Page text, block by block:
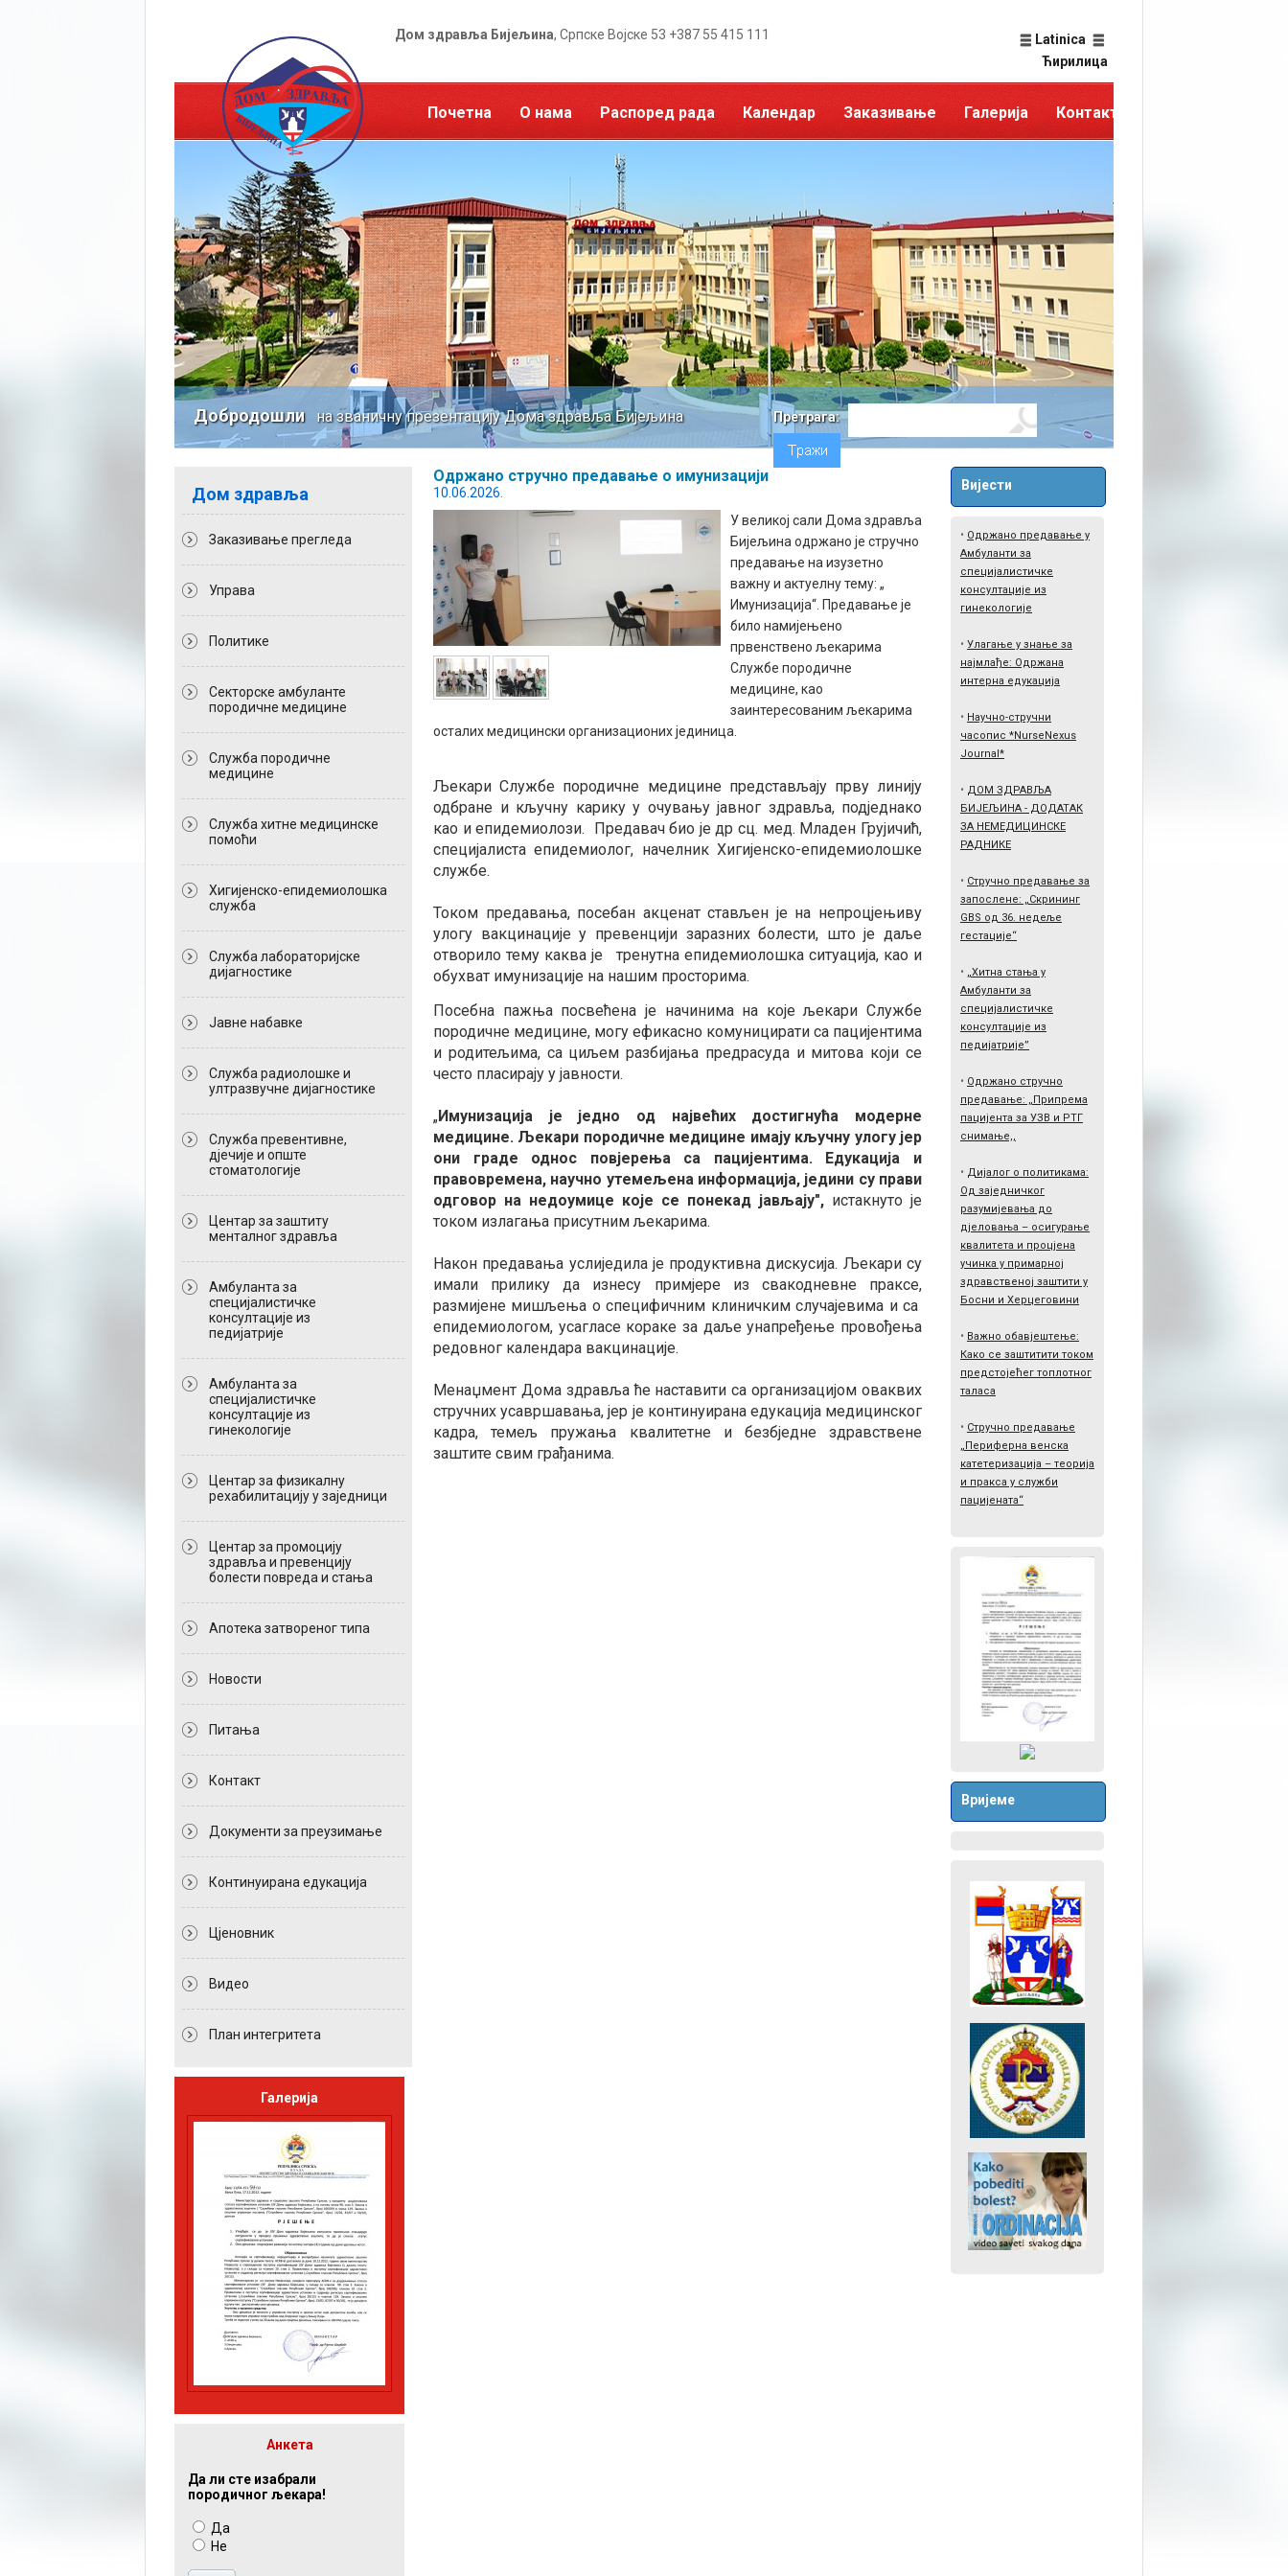
Дом здравља Бијељина, Српске Војске 53 +387 55 415 111
Latinica
Ћирилица
Почетна О нама Распоред рада Календар Заказивање Галерија Контакт
Добродошлина званичну презентацију Дома здравља Бијељина Претрага:
Дом здравља
Заказивање прегледа
Управа
Политикe
Секторске амбуланте
породичне медицине
Служба породичне
медицине
Служба хитне медицинске
помоћи
Хигијенско-епидемиолошка
служба
Служба лабораторијске
дијагностике
Јавне набавке
Служба радиолошке и
ултразвучне дијагностике
Служба превентивне,
дјечије и опште
стоматологије
Центар за заштиту
менталног здравља
Амбуланта за
специјалистичке
консултације из
педијатрије
Амбуланта за
специјалистичке
консултације из
гинекологије
Центар за физикалну
рехабилитацију у заједници
Центар за промоцију
здравља и превенцију
болести повреда и стања
Апотека затвореног типа
Новости
Питања
Контакт
Документи за преузимање
Континуирана едукација
Цјеновник
Видео
План интегритета
Галерија
Анкета
Да ли сте изабрали
породичног љекара!
Да
Не
Одржано стручно предавање о имунизацији
10.06.2026.
У великој сали Дома здравља
Бијељина одржано је стручно
предавање на изузетно
важну и актуелну тему: „
Имунизација“. Предавање је
било намијењено
првенствено љекарима
Службе породичне
медицине, као
заинтересованим љекарима
осталих медицински организационих јединица.
Љекари Службе породичне медицине представљају прву линију
одбране и кључну карику у очувању јавног здравља, подједнако
као и епидемиолози. Предавач био је др сц. мед. Младен Грујичић,
специјалиста епидемиолог, начелник Хигијенско-епидемиолошке
службе.
Током предавања, посебан акценат стављен је на непроцјењиву
улогу вакцинације у превенцији заразних болести, што је даље
отворило тему каква је тренутна епидемиолошка ситуација, као и
обухват имунизације на нашим просторима.
Посебна пажња посвећена је начинима на које љекари Службе
породичне медицине, могу ефикасно комуницирати са пацијентима
и родитељима, са циљем разбијања предрасуда и митова који се
често пласирају у јавности.
„Имунизација је једно од највећих достигнућа модерне
медицине. Љекари породичне медицине имају кључну улогу јер
они граде однос повјерења са пацијентима. Едукација и
правовремена, научно утемељена информација, једини су прави
одговор на недоумице које се понекад јављају", истакнуто је
током излагања присутним љекарима.
Након предавања услиједила је продуктивна дискусија. Љекари су
имали прилику да изнесу примјере из свакодневне праксе,
размијене мишљења о специфичним клиничким случајевима и са
епидемиологом, усагласе кораке за даље унапређење провођења
редовног календара вакцинације.
Менаџмент Дома здравља ће наставити са организацијом оваквих
стручних усавршавања, јер је континуирана едукација медицинског
кадра, темељ пружања квалитетне и безбједне здравствене
заштите свим грађанима.
Вијести
• Одржано предавање у
Амбуланти за
специјалистичке
консултације из
гинекологије
• Улагање у знање за
најмлађе: Одржана
интерна едукација
• Научно-стручни
часопис *NurseNexus
Journal*
• ДОМ ЗДРАВЉА
БИЈЕЉИНА - ДОДАТАК
ЗА НЕМЕДИЦИНСКЕ
РАДНИКЕ
• Стручно предавање за
запослене: „Скрининг
GBS од 36. недеље
гестације“
• „Хитна стања у
Амбуланти за
специјалистичке
консултације из
педијатрије”
• Одржано стручно
предавање: „Припрема
пацијента за УЗВ и РТГ
снимање,,
• Дијалог о политикама:
Од заједничког
разумијевања до
дјеловања – осигурање
квалитета и процјена
учинка у примарној
здравственој заштити у
Босни и Херцеговини
• Важно обавјештење:
Како се заштитити током
предстојећег топлотног
таласа
• Стручно предавање
„Периферна венска
катетеризација – теорија
и пракса у служби
пацијената“
Вријеме